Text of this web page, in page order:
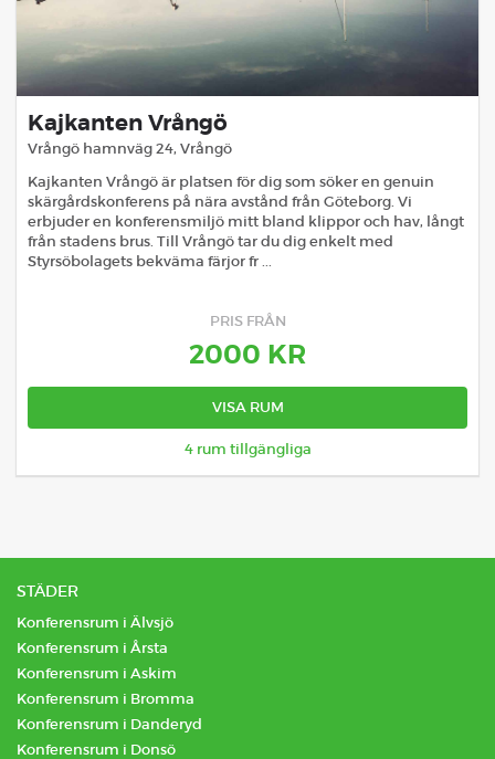
Kajkanten Vrångö
Vrångö hamnväg 24, Vrångö
Kajkanten Vrångö är platsen för dig som söker en genuin
skärgårdskonferens på nära avstånd från Göteborg. Vi
erbjuder en konferensmiljö mitt bland klippor och hav, långt
från stadens brus. Till Vrångö tar du dig enkelt med
Styrsöbolagets bekväma färjor fr ...
PRIS FRÅN
2000 KR
VISA RUM
4 rum tillgängliga
STÄDER
Konferensrum i Älvsjö
Konferensrum i Årsta
Konferensrum i Askim
Konferensrum i Bromma
Konferensrum i Danderyd
Konferensrum i Donsö